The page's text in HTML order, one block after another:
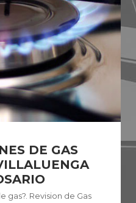
DE GAS
gas?. Revision de Gas